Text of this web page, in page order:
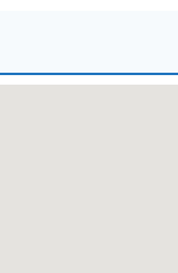
を目的地に、天草観